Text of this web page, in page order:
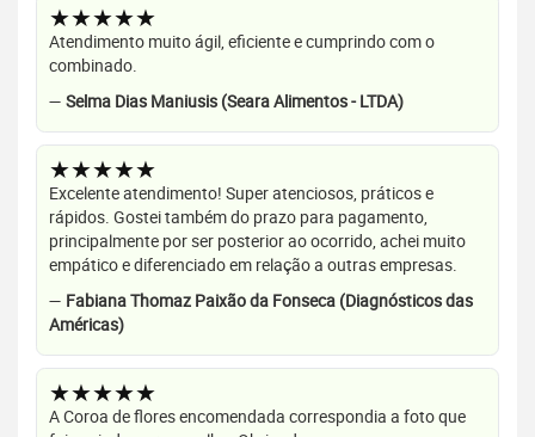
★★★★★
Atendimento muito ágil, eficiente e cumprindo com o
combinado.
— Selma Dias Maniusis (Seara Alimentos - LTDA)
★★★★★
Excelente atendimento! Super atenciosos, práticos e
rápidos. Gostei também do prazo para pagamento,
principalmente por ser posterior ao ocorrido, achei muito
empático e diferenciado em relação a outras empresas.
— Fabiana Thomaz Paixão da Fonseca (Diagnósticos das
Américas)
★★★★★
A Coroa de flores encomendada correspondia a foto que